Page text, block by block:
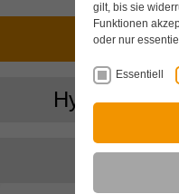
gilt, bis sie
Funktionen
oder nur
Essentiell
Hydraulik-